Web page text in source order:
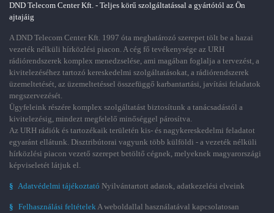
DND Telecom Center Kft. - Teljes körű szolgáltatással a gyártótól az Ön
ajtajáig
A DND Telecom Center Kft. 1997 óta meghatározó szerepet tölt be a hazai
vezeték nélküli hírközlési piacon. A cég fő tevékenysége az URH
rádiórendszerek komplex menedzselése, ami magában foglalja a tervezést, a
kivitelezéséhez tartozó kereskedelmi szolgáltatásokat, a rádiórendszerek
üzemeltetését, az üzemeltetéssel összefüggő karbantartási, javítási feladatok
megszervezését.
Ügyfeleink részére komplex szolgáltatást biztosítunk a tanácsadástól a
kivitelezésig, mindezt megfelelő minőséggel párosítva.
Az URH rádiók és tartozékaik területén kis- és nagykereskedelmi feladatot
egyaránt ellátunk. Disztribútorai vagyunk több külföldi - a vezeték nélküli
hírközlési piacon vezető szerepet betöltő cégnek, melyeknek magyarországi
képviseletét látjuk el.
§ Adatvédelmi tájékoztató Nyilvántartott adatok, adatkezelési elveink
§ Felhasználási feltételekA weboldallal használatával kapcsolatosan